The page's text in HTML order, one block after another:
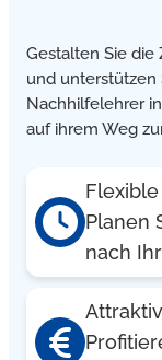
Gestalten Sie
und unterstützen
Nachhilfelehrer
auf ihrem Weg
Planen
nach